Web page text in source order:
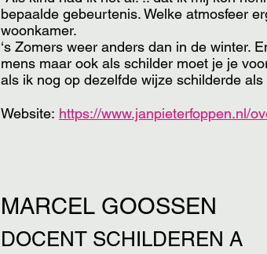
bepaalde gebeurtenis. Welke atmosfeer
woonkamer.
‘s Zomers weer anders dan in de winter.
mens maar ook als schilder moet je je
als ik nog op dezelfde wijze schilderde
Website: https://www.janpieterfoppen.nl/
MARCEL GOOSSEN
DOCENT SCHILDEREN A